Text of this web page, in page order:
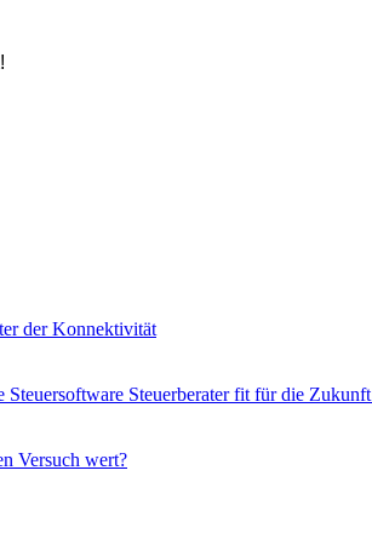
der Konnektivität
Steuerberater fit für die
Versuch wert?